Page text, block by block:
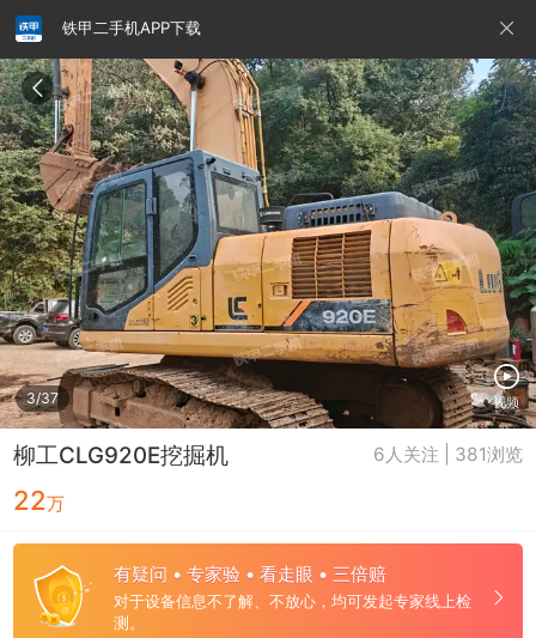
铁甲二手机APP下载
3/37 视频
柳工CLG920E挖掘机 6人关注 | 381浏览
22万
有疑问 • 专家验 • 看走眼 • 三倍赔
对于设备信息不了解、不放心，均可发起专家线上检
测。
请输入手机号
提
交
即
表
示
您
同
意
《隐
私
政
策》
铁甲龙总部 4000099032 认证经纪人